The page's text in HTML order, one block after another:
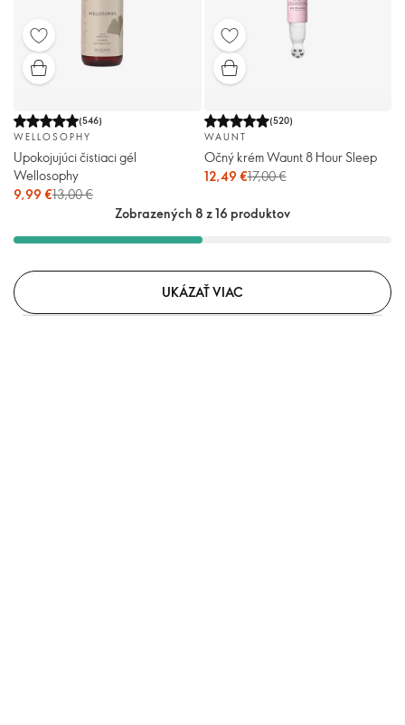
(546)
WELLOSOPHY
Upokojujúci čistiaci gél
Wellosophy
9,99 €13,00 €
(520)
WAUNT
Očný krém Waunt 8 Hour Sleep
12,49 €17,00 €
Zobrazených 8 z 16 produktov
UKÁZAŤ VIAC